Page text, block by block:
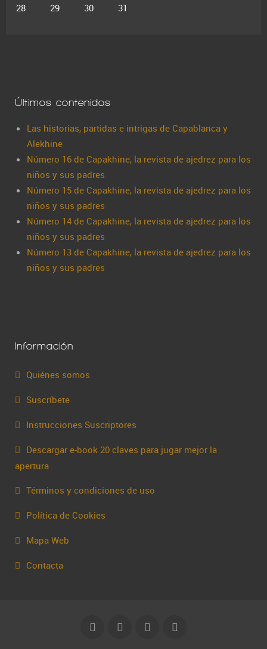
28
29 30 31
Últimos contenidos
Las historias, partidas e intrigas de Capablanca y
Alekhine
Número 16 de Capakhine, la revista de ajedrez para los
niños y sus padres
Número 15 de Capakhine, la revista de ajedrez para los
niños y sus padres
Número 14 de Capakhine, la revista de ajedrez para los
niños y sus padres
Número 13 de Capakhine, la revista de ajedrez para los
niños y sus padres
Información
Quiénes somos
Suscríbete
Instrucciones Suscriptores
Descargar e-book 20 claves para jugar mejor la
apertura
Términos y condiciones de uso
Política de Cookies
Mapa Web
Contacta